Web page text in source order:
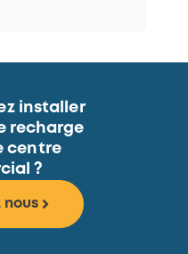
installer
recharge
centre
?
nous